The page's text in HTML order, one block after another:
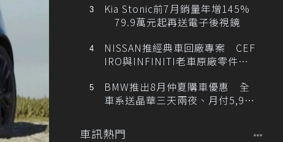
Kia Stonic前7月銷量年增145%
79.9萬元起再送電子後視鏡
NISSAN推經典車回廠專案 CEF
IRO與INFINITI老車原廠零件最
BMW推出8月仲夏購車優惠 全
車系送晶華三天兩夜、月付5,900
車訊熱門